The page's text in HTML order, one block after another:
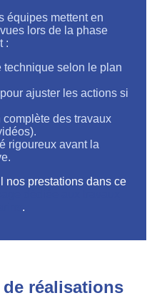
équipes mettent en
lors de la phase
:
selon le plan
ajuster les actions si
complète des travaux
rigoureux avant la
nos prestations dans ce
.
réalisations